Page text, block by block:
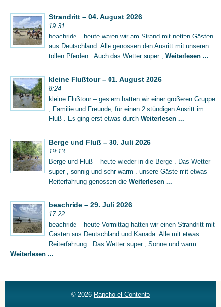
Strandritt – 04. August 2026
19:31
beachride – heute waren wir am Strand mit netten Gästen
aus Deutschland. Alle genossen den Ausritt mit unseren
tollen Pferden . Auch das Wetter super , Weiterlesen ...
kleine Flußtour – 01. August 2026
8:24
kleine Flußtour – gestern hatten wir einer größeren Gruppe
, Familie und Freunde, für einen 2 stündigen Ausritt im
Fluß . Es ging erst etwas durch Weiterlesen ...
Berge und Fluß – 30. Juli 2026
19:13
Berge und Fluß – heute wieder in die Berge . Das Wetter
super , sonnig und sehr warm . unsere Gäste mit etwas
Reiterfahrung genossen die Weiterlesen ...
beachride – 29. Juli 2026
17:22
beachride – heute Vormittag hatten wir einen Strandritt mit
Gästen aus Deutschland und Kanada. Alle mit etwas
Reiterfahrung . Das Wetter super , Sonne und warm
Weiterlesen ...
© 2026 Rancho el Contento